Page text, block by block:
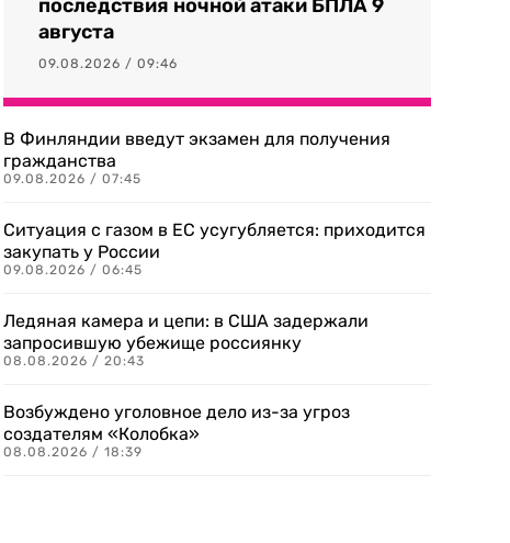
последствия ночной атаки БПЛА 9
августа
09.08.2026 / 09:46
В Финляндии введут экзамен для получения
гражданства
09.08.2026 / 07:45
Ситуация с газом в ЕС усугубляется: приходится
закупать у России
09.08.2026 / 06:45
Ледяная камера и цепи: в США задержали
запросившую убежище россиянку
08.08.2026 / 20:43
Возбуждено уголовное дело из-за угроз
создателям «Колобка»
08.08.2026 / 18:39